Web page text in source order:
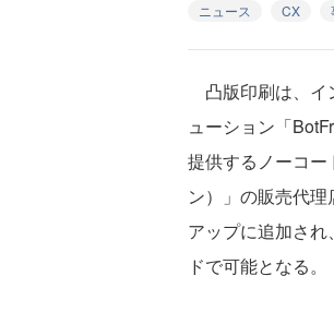
ニュース CX
凸版印刷は、イ
ューション「
提供するノーコ
ン）」の販売代
アップに追加さ
ドで可能となる。